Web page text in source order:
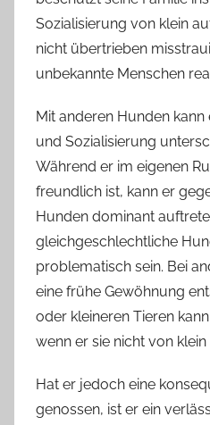
Sozialisierung von klein
nicht übertrieben
unbekannte Menschen
Mit anderen Hunden kann
und Sozialisierung
Während er im eigenen
freundlich ist, kann er
Hunden dominant
gleichgeschlechtliche
problematisch sein. Bei
eine frühe Gewöhnung
oder kleineren Tieren
wenn er sie nicht von klein
Hat er jedoch eine
genossen, ist er ein